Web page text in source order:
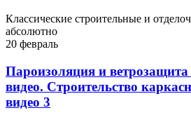
Классические строительные и
абсолютно
20 февраль
Пароизоляция и
видео. Строительство
видео 3